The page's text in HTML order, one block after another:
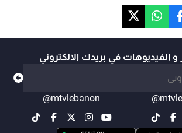
و الفيديوهات في بريدك الالكتروني
@mtvlebanon